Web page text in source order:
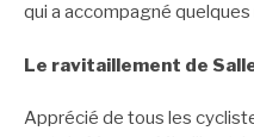
qui a accompagné
Le ravitaillement de
Apprécié de tous les